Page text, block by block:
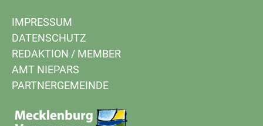
IMPRESSUM
DATENSCHUTZ
REDAKTION / MEMBER
AMT NIEPARS
PARTNERGEMEINDE